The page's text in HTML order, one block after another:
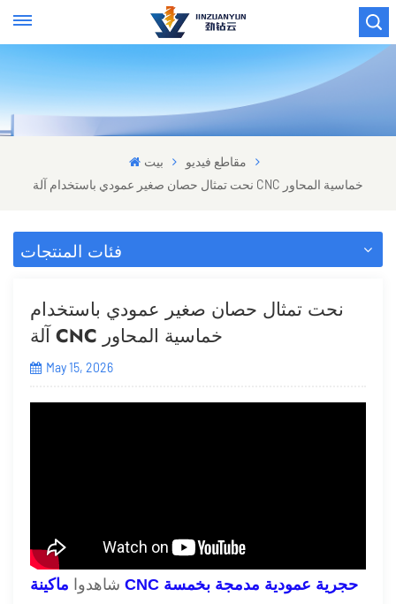
بيت
مقاطع فيديو
نحت تمثال حصان صغير عمودي باستخدام آلة CNC خماسية المحاور
فئات المنتجات
نحت تمثال حصان صغير عمودي باستخدام
آلة CNC خماسية المحاور
May 15, 2026
شاهدوا ماكينة CNC حجرية عمودية مدمجة بخمسة